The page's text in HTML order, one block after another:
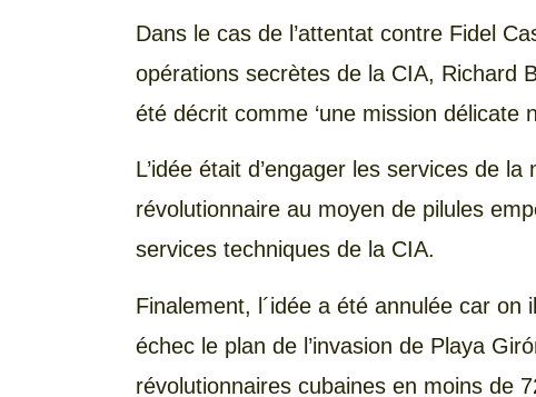
Dans le cas de l’attentat contre Fidel
opérations secrètes de la CIA, Richard
été décrit comme ‘une mission délicate
L’idée était d’engager les services de
révolutionnaire au moyen de pilules
services techniques de la CIA.
Finalement, l´idée a été annulée car on
échec le plan de l’invasion de Playa
révolutionnaires cubaines en moins de